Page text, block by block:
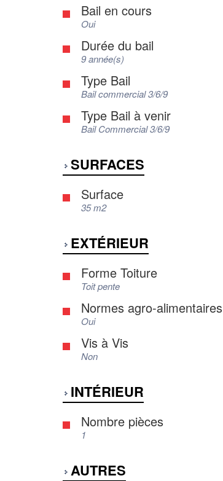
Bail en cours
Oui
Durée du bail
9 année(s)
Type Bail
Bail commercial 3/6/9
Type Bail à venir
Bail Commercial 3/6/9
SURFACES
Surface
35 m2
EXTÉRIEUR
Forme Toiture
Toit pente
Normes agro-alimentaires
Oui
Vis à Vis
Non
INTÉRIEUR
Nombre pièces
1
AUTRES